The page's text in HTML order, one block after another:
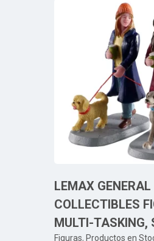
LEMAX GENERAL
COLLECTIBLES
MULTI-TASKING,
Figuras, Productos en